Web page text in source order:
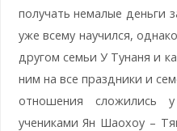
получать немалые деньги
уже всему научился,
другом семьи У Тунаня и
ним на все праздники и
отношения
учениками Ян Шаохоу –